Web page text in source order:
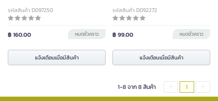
รหัสสินค้า D097250
฿ 160.00 หมดชั่วคราว
แจ้งเตือนเมื่อมีสินค้า
รหัสสินค้า D092272
฿ 99.00 หมดชั่วคราว
แจ้งเตือนเมื่อมีสินค้า
1-8 จาก 8 สินค้า 1